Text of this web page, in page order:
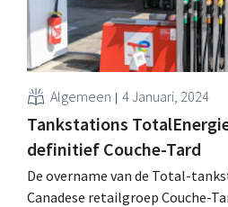
Algemeen 4 Januari, 2024
Tankstations
definitief Couche-Tard
De overname van de Total-
Canadese retailgroep Couche-